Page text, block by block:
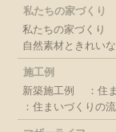
私たちの家づくり
私たちの家づくり
自然素材ときれい
施工例
新築施工例
：住
：住まいづくりの